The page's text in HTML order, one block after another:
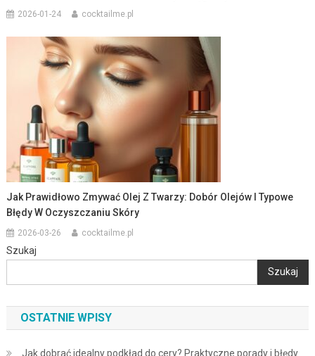
2026-01-24 cocktailme.pl
Jak Prawidłowo Zmywać Olej Z Twarzy: Dobór Olejów I Typowe
Błędy W Oczyszczaniu Skóry
2026-03-26 cocktailme.pl
Szukaj
Szukaj
OSTATNIE WPISY
Jak dobrać idealny podkład do cery? Praktyczne porady i błędy